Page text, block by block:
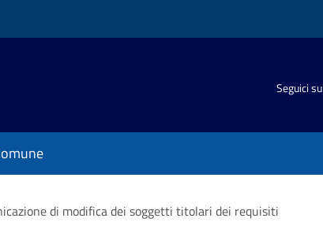
Seguici su
di modifica dei soggetti titolari dei requisiti